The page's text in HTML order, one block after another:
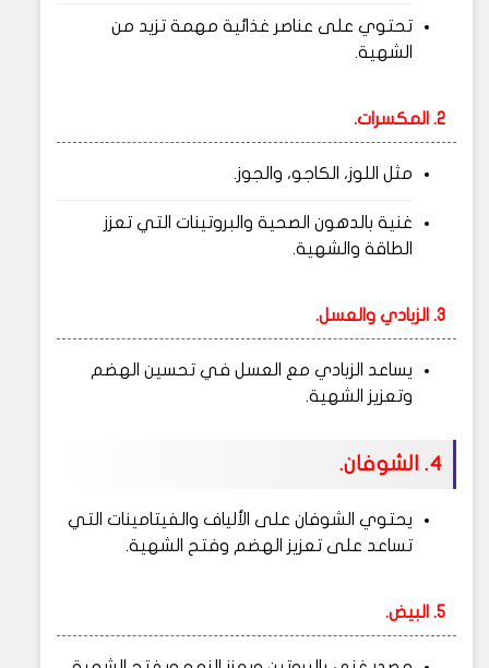
تحتوي على عناصر غذائية مهمة تزيد من
الشهية.
2. المكسرات.
مثل اللوز، الكاجو، والجوز.
غنية بالدهون الصحية والبروتينات التي تعزز
الطاقة والشهية.
3. الزبادي والعسل.
يساعد الزبادي مع العسل في تحسين الهضم
وتعزيز الشهية.
4. الشوفان.
يحتوي الشوفان على الألياف والفيتامينات التي
تساعد على تعزيز الهضم وفتح الشهية.
5. البيض.